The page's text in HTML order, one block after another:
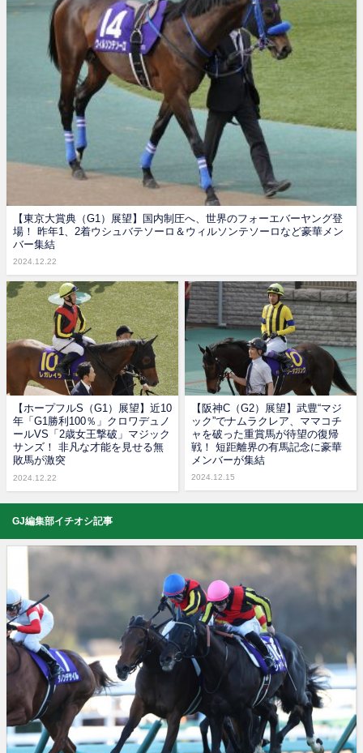
【東京大賞典（G1）展望】国内制圧へ、世界のフォーエバーヤング登
場！ 昨年1、2着ウシュバテソーロ＆ウィルソンテソーロなど豪華メン
バー集結
2024.12.22
【ホープフルS（G1）展望】近10
年「G1勝利100％」クロワデュノ
ールVS「2歳女王撃破」マジック
サンズ！ 非凡な才能を見せる無
敗馬が激突
2024.12.22
【阪神C（G2）展望】武豊“マジ
ック”でナムラクレア、ママコチ
ャを破った重賞馬が待望の復帰
戦！ 短距離界の有馬記念に豪華
メンバーが集結
2024.12.15
GJ編集部イチオシ記事